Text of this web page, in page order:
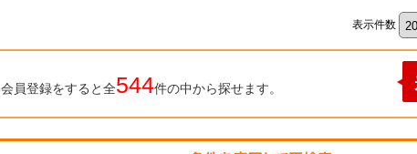
表示件数
会員登録をすると全544件の中から探せます。